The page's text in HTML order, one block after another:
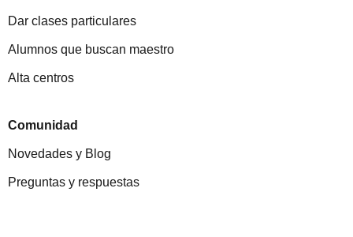
Dar clases particulares
Alumnos que buscan maestro
Alta centros
Comunidad
Novedades y Blog
Preguntas y respuestas